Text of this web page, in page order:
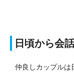
日頃から会
仲良しカップルは